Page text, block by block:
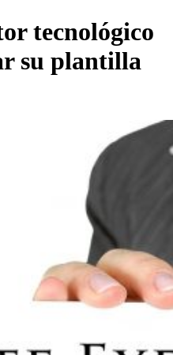
tecnológico
su plantilla